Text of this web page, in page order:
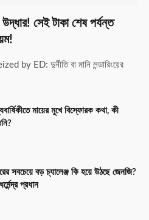
সেই টাকা শেষ পর্যন্ত
ED: দুর্নীতি বা মানি লন্ডারিংয়ের
মায়ের মুখে বিস্ফোরক কথা, কী
সবচেয়ে বড় চ্যালেঞ্জ কি হয়ে উঠছে জেনজি?
প্রধান